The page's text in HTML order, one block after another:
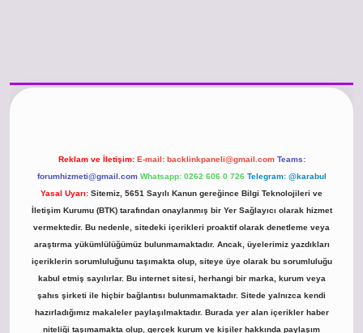
Reklam ve İletişim: E-mail: backlinkpaneli@gmail.com Teams:
forumhizmeti@gmail.com Whatsapp: 0262 606 0 726 Telegram: @karabul
Yasal Uyarı: Sitemiz, 5651 Sayılı Kanun gereğince Bilgi Teknolojileri ve
İletişim Kurumu (BTK) tarafından onaylanmış bir Yer Sağlayıcı olarak hizmet
vermektedir. Bu nedenle, sitedeki içerikleri proaktif olarak denetleme veya
araştırma yükümlülüğümüz bulunmamaktadır. Ancak, üyelerimiz yazdıkları
içeriklerin sorumluluğunu taşımakta olup, siteye üye olarak bu sorumluluğu
kabul etmiş sayılırlar. Bu internet sitesi, herhangi bir marka, kurum veya
şahıs şirketi ile hiçbir bağlantısı bulunmamaktadır. Sitede yalnızca kendi
hazırladığımız makaleler paylaşılmaktadır. Burada yer alan içerikler haber
niteliği taşımamakta olup, gerçek kurum ve kişiler hakkında paylaşım